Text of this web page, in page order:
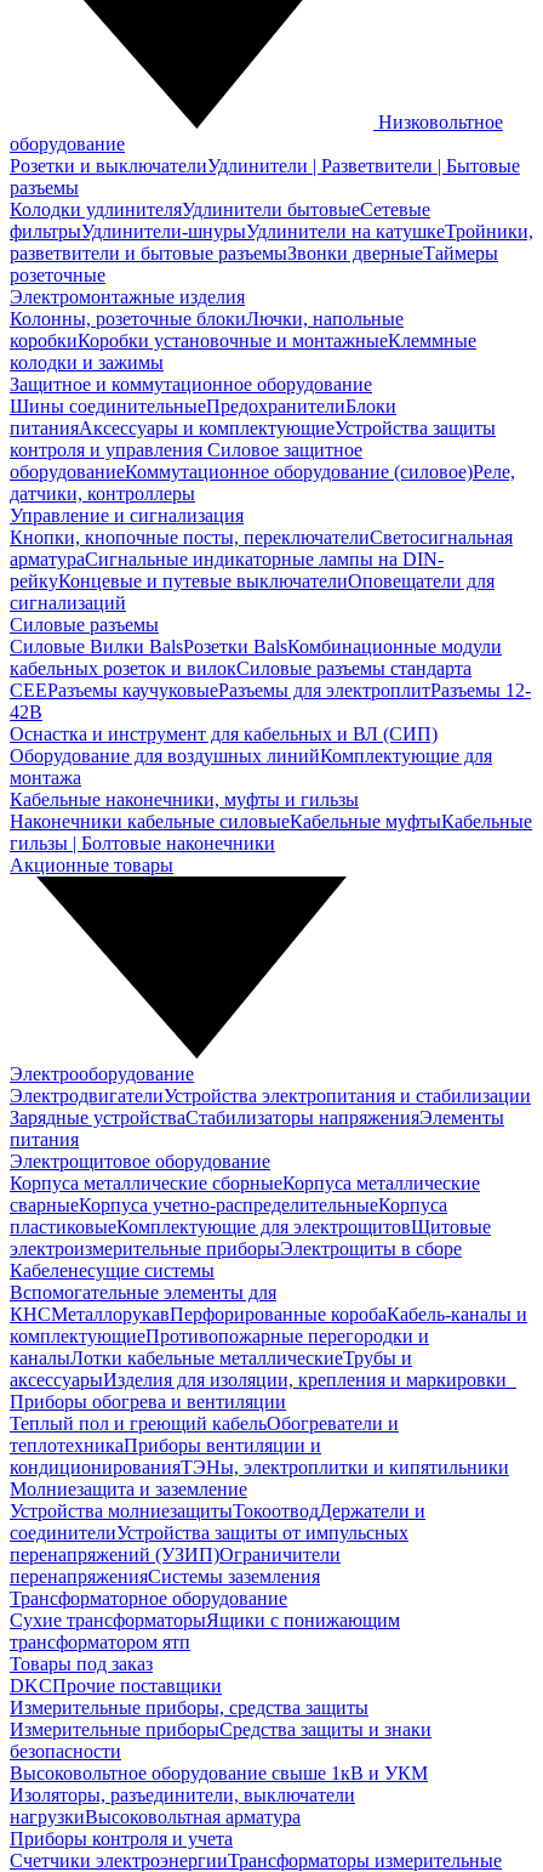
Низковольтное
оборудование
Розетки и выключателиУдлинители | Разветвители | Бытовые
разъемы
Колодки удлинителяУдлинители бытовыеСетевые
фильтрыУдлинители-шнурыУдлинители на катушкеТройники,
разветвители и бытовые разъемыЗвонки дверныеТаймеры
розеточные
Электромонтажные изделия
Колонны, розеточные блокиЛючки, напольные
коробкиКоробки установочные и монтажныеКлеммные
колодки и зажимы
Защитное и коммутационное оборудование
Шины соединительныеПредохранителиБлоки
питанияАксессуары и комплектующиеУстройства защиты
контроля и управления Силовое защитное
оборудованиеКоммутационное оборудование (силовое)Реле,
датчики, контроллеры
Управление и сигнализация
Кнопки, кнопочные посты, переключателиСветосигнальная
арматураСигнальные индикаторные лампы на DIN-
рейкуКонцевые и путевые выключателиОповещатели для
сигнализаций
Силовые разъемы
Силовые Вилки BalsРозетки BalsКомбинационные модули
кабельных розеток и вилокСиловые разъемы стандарта
CEEРазъемы каучуковыеРазъемы для электроплитРазъемы 12-
42В
Оснастка и инструмент для кабельных и ВЛ (СИП)
Оборудование для воздушных линийКомплектующие для
монтажа
Кабельные наконечники, муфты и гильзы
Наконечники кабельные силовыеКабельные муфтыКабельные
гильзы | Болтовые наконечники
Акционные товары
Электрооборудование
ЭлектродвигателиУстройства электропитания и стабилизации
Зарядные устройстваСтабилизаторы напряженияЭлементы
питания
Электрощитовое оборудование
Корпуса металлические сборныеКорпуса металлические
сварныеКорпуса учетно-распределительныеКорпуса
пластиковыеКомплектующие для электрощитовЩитовые
электроизмерительные приборыЭлектрощиты в сборе
Кабеленесущие системы
Вспомогательные элементы для
КНСМеталлорукавПерфорированные коробаКабель-каналы и
комплектующиеПротивопожарные перегородки и
каналыЛотки кабельные металлическиеТрубы и
аксессуарыИзделия для изоляции, крепления и маркировки
Приборы обогрева и вентиляции
Теплый пол и греющий кабельОбогреватели и
теплотехникаПриборы вентиляции и
кондиционированияТЭНы, электроплитки и кипятильники
Молниезащита и заземление
Устройства молниезащитыТокоотводДержатели и
соединителиУстройства защиты от импульсных
перенапряжений (УЗИП)Ограничители
перенапряженияСистемы заземления
Трансформаторное оборудование
Сухие трансформаторыЯщики с понижающим
трансформатором ятп
Товары под заказ
DKCПрочие поставщики
Измерительные приборы, средства защиты
Измерительные приборыСредства защиты и знаки
безопасности
Высоковольтное оборудование свыше 1кВ и УКМ
Изоляторы, разъединители, выключатели
нагрузкиВысоковольтная арматура
Приборы контроля и учета
Счетчики электроэнергииТрансформаторы измерительные